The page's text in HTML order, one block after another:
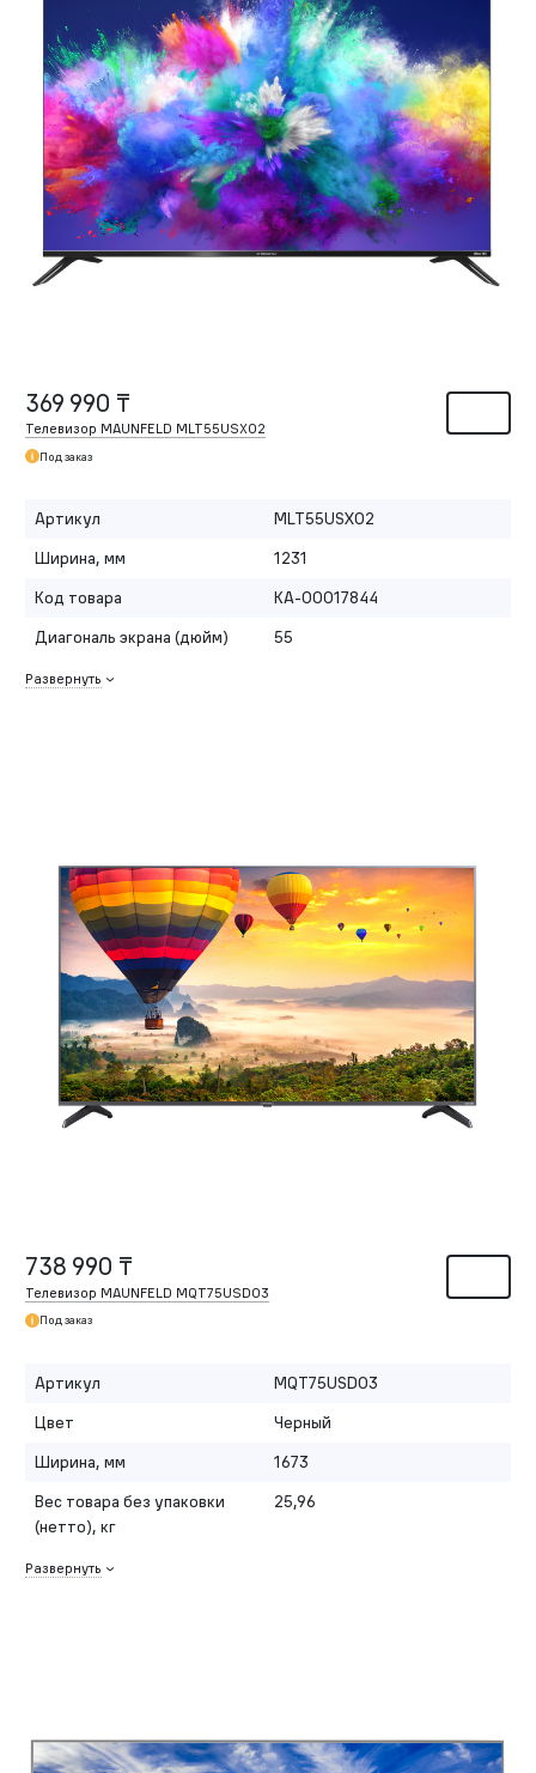
369 990 ₸
Телевизор MAUNFELD MLT55USX02
Под заказ
Артикул
MLT55USX02
Ширина, мм
1231
Код товара
КА-00017844
Диагональ экрана (дюйм)
55
Развернуть
738 990 ₸
Телевизор MAUNFELD MQT75USD03
Под заказ
Артикул
MQT75USD03
Цвет
Черный
Ширина, мм
1673
Вес товара без упаковки
(нетто), кг
25,96
Развернуть